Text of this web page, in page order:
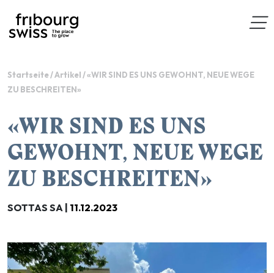
Startseite/Artikel /«WIR SIND ES UNS GEWOHNT, NEUE WEGE
ZU BESCHREITEN»
«WIR SIND ES UNS
GEWOHNT, NEUE WEGE
ZU BESCHREITEN»
SOTTAS SA | 11.12.2023